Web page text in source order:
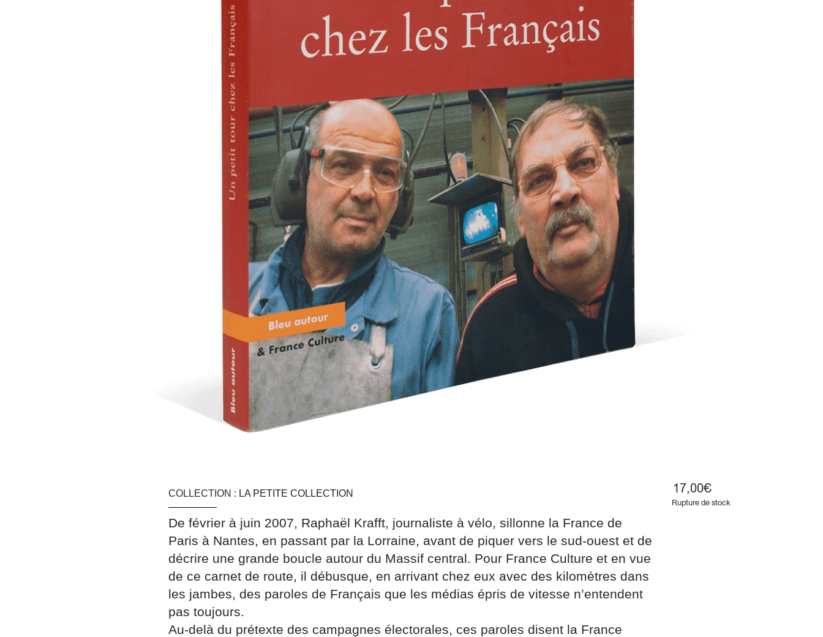
COLLECTION : LA PETITE COLLECTION
De février à juin 2007, Raphaël Krafft, journaliste à vélo, sillonne la France de
Paris à Nantes, en passant par la Lorraine, avant de piquer vers le sud-ouest et de
décrire une grande boucle autour du Massif central. Pour France Culture et en vue
de ce carnet de route, il débusque, en arrivant chez eux avec des kilomètres dans
les jambes, des paroles de Français que les médias épris de vitesse n’entendent
pas toujours.
Au-delà du prétexte des campagnes électorales, ces paroles disent la France
17,00€
Rupture de stock